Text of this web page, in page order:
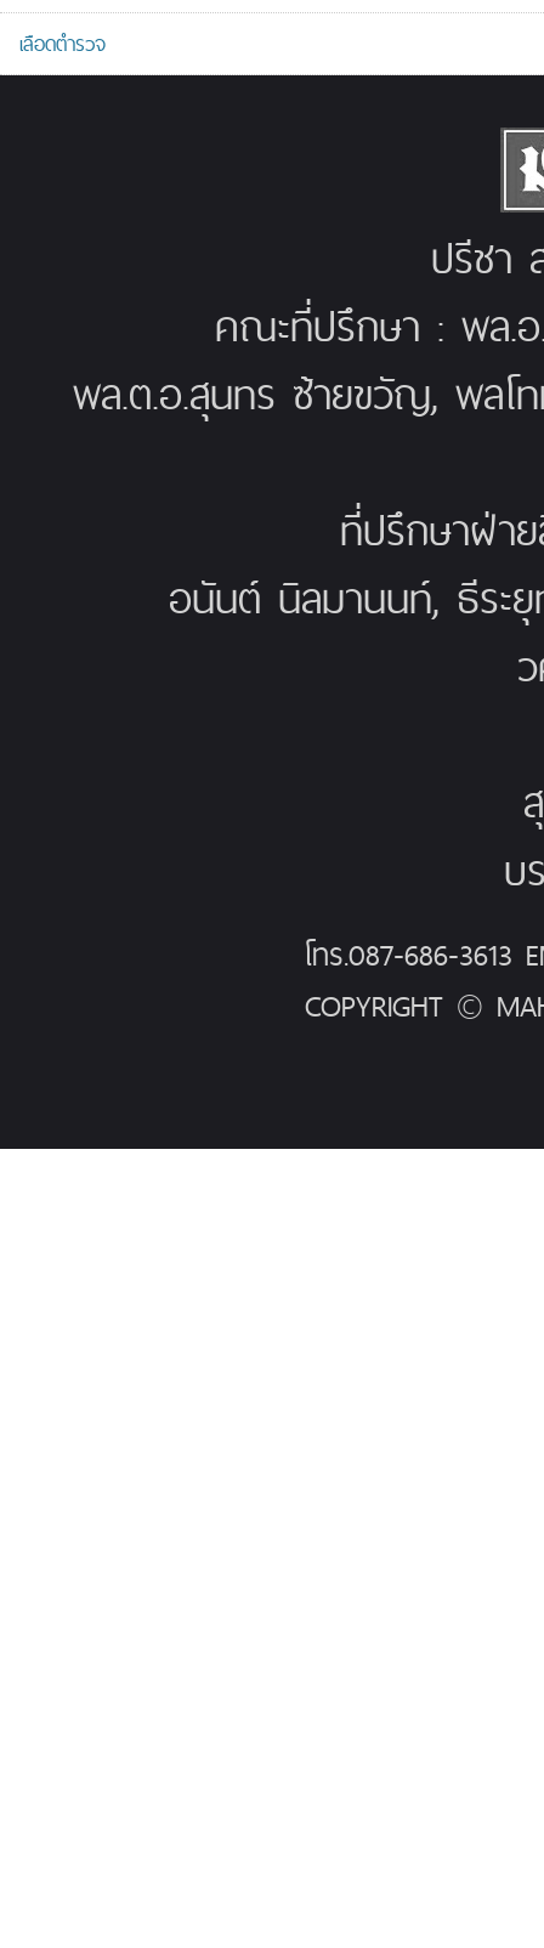
เลือดตำรวจ
ปรีชา
คณะที่ปรึกษา : พล.
พล.ต.อ.สุนทร ซ้ายขวัญ, พล
ที่ปรึกษาฝ่า
อนันต์ นิลมานนท์, ธีร
บ
โทร.087-686-3613
COPYRIGHT ©